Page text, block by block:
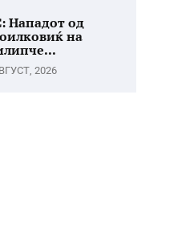
Нападот од
на
2026